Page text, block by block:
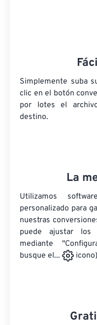
Simplemente suba
clic en el botón
por lotes el
destino.
La
Utilizamos
personalizado para
nuestras
puede ajustar los
mediante
busque el...